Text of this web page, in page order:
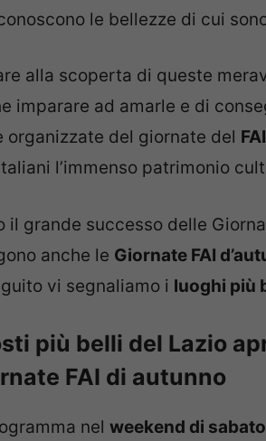
le bellezze di cui
alla scoperta di queste
imparare ad amarle e di
organizzate del giornate del
l’immenso patrimonio
il grande successo delle
anche le Giornate FAI
vi segnaliamo i luoghi più
più belli del Lazio
FAI di autunno
nel weekend di